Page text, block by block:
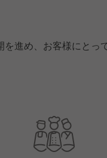
進め、お客様にとっ